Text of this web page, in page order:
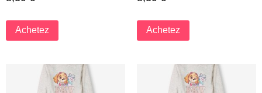
Achetez Achetez